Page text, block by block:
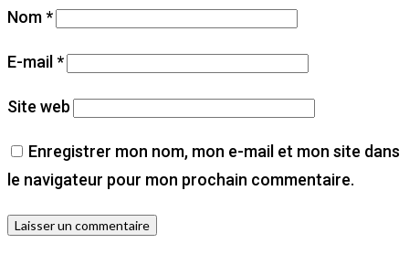
Nom*
E-mail*
Site web
Enregistrer mon nom, mon e-mail et mon site dans
le navigateur pour mon prochain commentaire.